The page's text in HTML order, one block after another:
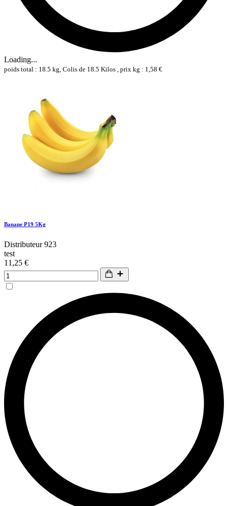
Loading...
poids total : 18.5 kg, Colis de 18.5 Kilos , prix kg : 1,58 €
Banane P19 5Kg
Distributeur 923
test
11,25 €